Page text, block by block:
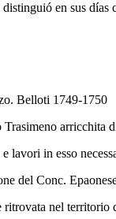
distinguió en sus
Belloti 1749-1750
Trasimeno
lavori in esso
del Conc.
ritrovata nel territorio